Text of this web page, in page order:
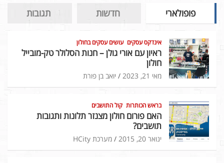
פופולארי חדשות תגובות
אינדקס עסקים עושים עסקים בחולון
ראיון עם אורי גולן – חנות הסלולר טק-מובייל
חולון
מאי 21, 2023 יואב בן פורת
בראש הכותרות קול התושבים
האם פורום חולון מצנזר תלונות ותגובות
תושבים?
ינואר 20, 2015 מערכת HCity